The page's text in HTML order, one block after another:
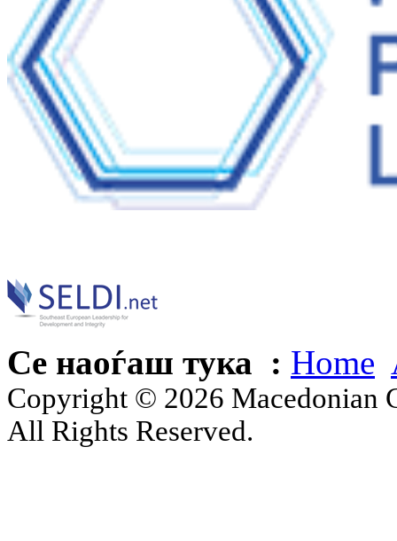
Се наоѓаш тука : Home
Copyright © 2026 Macedonian
All Rights Reserved.